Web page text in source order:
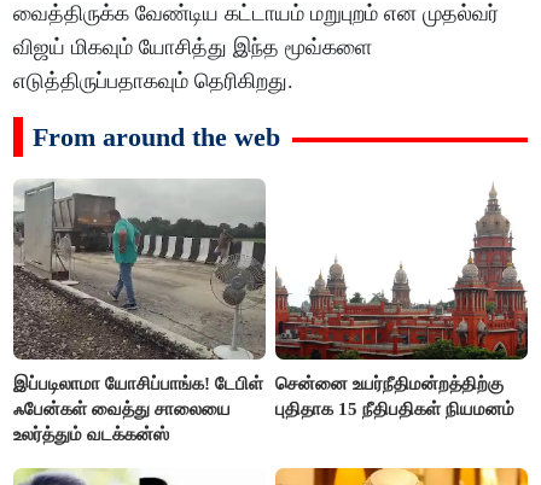
வைத்திருக்க வேண்டிய கட்டாயம் மறுபுறம் என முதல்வர்
விஜய் மிகவும் யோசித்து இந்த மூவ்களை
எடுத்திருப்பதாகவும் தெரிகிறது.
From around the web
இப்படிலாமா யோசிப்பாங்க! டேபிள்
ஃபேன்கள் வைத்து சாலையை
உலர்த்தும் வடக்கன்ஸ்
சென்னை உயர்நீதிமன்றத்திற்கு
புதிதாக 15 நீதிபதிகள் நியமனம்